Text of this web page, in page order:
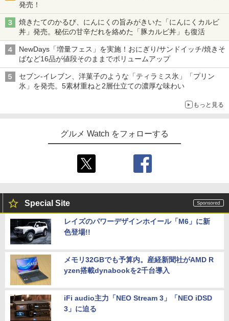
発売！
焼きたてのかるび、にんにくの旨みがきいた「にんにくカルビ
丼」発売。秘伝の甘辛だれを絡めた「豚カルビ丼」も復活
NewDays「増量フェス」を実施！おにぎり/サンドイッチ/焼きそ
ばなど16品が値段そのままでボリュームアップ
セブン-イレブン、洋菓子のような「ティラミス氷」「プリン
氷」を発売。5素材重ねと2層仕立ての濃厚な味わい
もっと見る
グルメ Watch をフォローする
Special Site
レイズのパワーデザインホイール「M6」に新
色登場!!
メモリ32GBでも予算内。産経新聞社がAMD R
yzen搭載dynabookを2千台導入
iFi audio主力「NEO Stream 3」「NEO iDSD
3」に迫る